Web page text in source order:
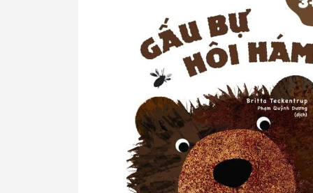
Giả Tưởng - Kinh
Thám
Văn Học Kinh
Sách Ehon &
Thiếu Nhi
Tô Màu - Luyện
Kiến Thức Bách